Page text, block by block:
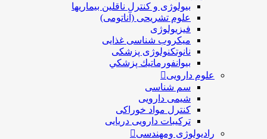
بیولوژی و کنترل ناقلین بیماریها
علوم تشریحی (آناتومی)
فیزیولوژی
ميكروب شناسی غذایی
نانوتکنولوژی پزشکی
بيوانفورماتيك پزشكي
علوم دارویی
سم شناسی
شیمی دارویی
کنترل مواد خوراکی
ترکیبات دارویی دریایی
رادیولوژی ومهندسی